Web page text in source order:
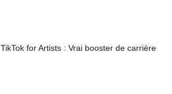
TikTok for Artists : Vrai booster de carrière